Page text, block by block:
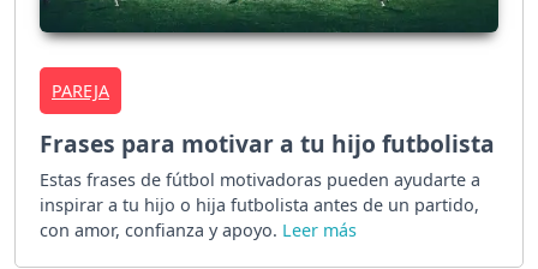
PAREJA
Frases para motivar a tu hijo futbolista
Estas frases de fútbol motivadoras pueden ayudarte a
inspirar a tu hijo o hija futbolista antes de un partido,
con amor, confianza y apoyo.